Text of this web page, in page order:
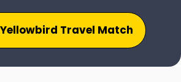
Travel Match